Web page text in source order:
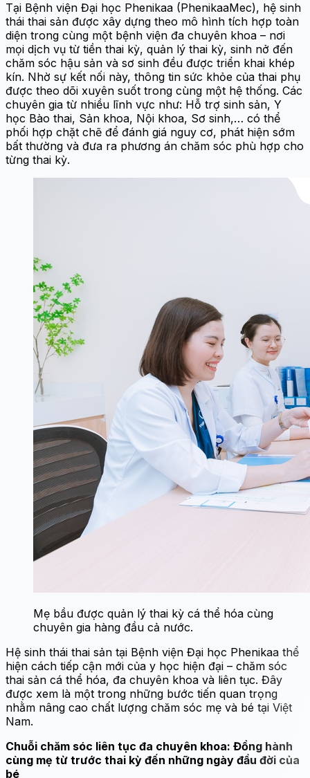
Tại Bệnh viện Đại học Phenikaa (PhenikaaMec), hệ sinh
thái thai sản được xây dựng theo mô hình tích hợp toàn
diện trong cùng một bệnh viện đa chuyên khoa – nơi
mọi dịch vụ từ tiền thai kỳ, quản lý thai kỳ, sinh nở đến
chăm sóc hậu sản và sơ sinh đều được triển khai khép
kín. Nhờ sự kết nối này, thông tin sức khỏe của thai phụ
được theo dõi xuyên suốt trong cùng một hệ thống. Các
chuyên gia từ nhiều lĩnh vực như: Hỗ trợ sinh sản, Y
học Bào thai, Sản khoa, Nội khoa, Sơ sinh,… có thể
phối hợp chặt chẽ để đánh giá nguy cơ, phát hiện sớm
bất thường và đưa ra phương án chăm sóc phù hợp cho
từng thai kỳ.
Mẹ bầu được quản lý thai kỳ cá thể hóa cùng
chuyên gia hàng đầu cả nước.
Hệ sinh thái thai sản tại Bệnh viện Đại học Phenikaa thể
hiện cách tiếp cận mới của y học hiện đại – chăm sóc
thai sản cá thể hóa, đa chuyên khoa và liên tục. Đây
được xem là một trong những bước tiến quan trọng
nhằm nâng cao chất lượng chăm sóc mẹ và bé tại Việt
Nam.
Chuỗi chăm sóc liên tục đa chuyên khoa: Đồng hành
cùng mẹ từ trước thai kỳ đến những ngày đầu đời của
bé